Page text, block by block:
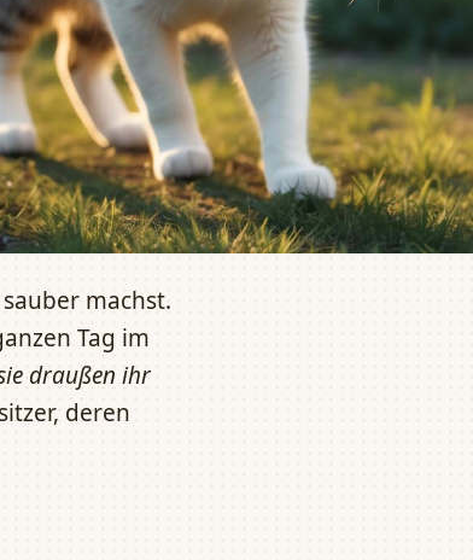
machst.
Tag im
draußen ihr
deren